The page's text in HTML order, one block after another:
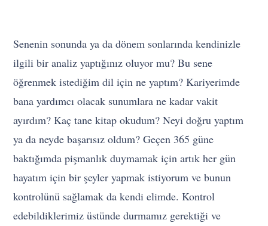
Senenin sonunda ya da dönem sonlarında kendinizle
ilgili bir analiz yaptığınız oluyor mu? Bu sene
öğrenmek istediğim dil için ne yaptım? Kariyerimde
bana yardımcı olacak sunumlara ne kadar vakit
ayırdım? Kaç tane kitap okudum? Neyi doğru yaptım
ya da neyde başarısız oldum? Geçen 365 güne
baktığımda pişmanlık duymamak için artık her gün
hayatım için bir şeyler yapmak istiyorum ve bunun
kontrolünü sağlamak da kendi elimde. Kontrol
edebildiklerimiz üstünde durmamız gerektiği ve